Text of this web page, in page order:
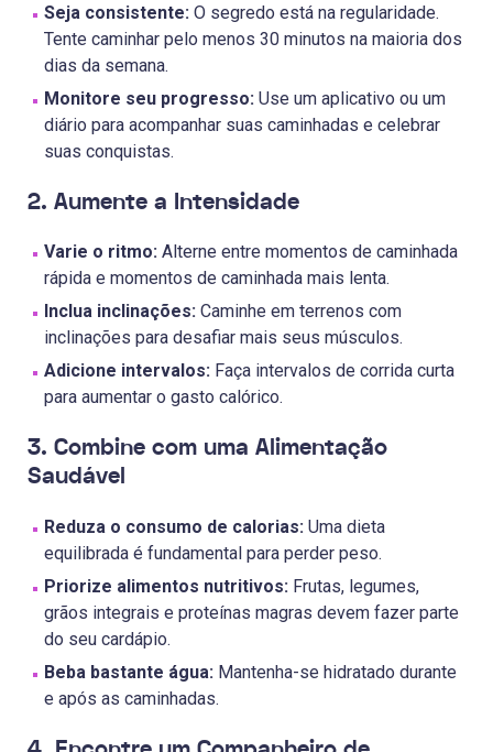
Seja consistente: O segredo está na regularidade.
Tente caminhar pelo menos 30 minutos na maioria dos
dias da semana.
Monitore seu progresso: Use um aplicativo ou um
diário para acompanhar suas caminhadas e celebrar
suas conquistas.
2. Aumente a Intensidade
Varie o ritmo: Alterne entre momentos de caminhada
rápida e momentos de caminhada mais lenta.
Inclua inclinações: Caminhe em terrenos com
inclinações para desafiar mais seus músculos.
Adicione intervalos: Faça intervalos de corrida curta
para aumentar o gasto calórico.
3. Combine com uma Alimentação
Saudável
Reduza o consumo de calorias: Uma dieta
equilibrada é fundamental para perder peso.
Priorize alimentos nutritivos: Frutas, legumes,
grãos integrais e proteínas magras devem fazer parte
do seu cardápio.
Beba bastante água: Mantenha-se hidratado durante
e após as caminhadas.